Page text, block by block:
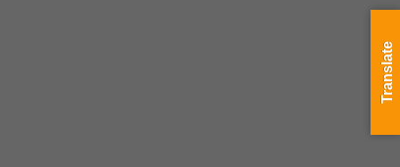
Translate